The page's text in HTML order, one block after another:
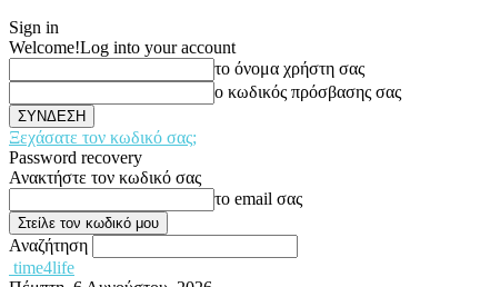
Sign in
Welcome!Log into your account
το όνομα χρήστη σας
ο κωδικός πρόσβασης σας
Ξεχάσατε τον κωδικό σας;
Password recovery
Ανακτήστε τον κωδικό σας
το email σας
Αναζήτηση
time4life